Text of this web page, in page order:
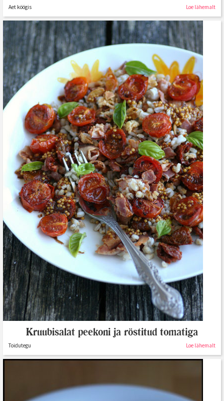
Aet köögis Loe lähemalt
Kruubisalat peekoni ja röstitud tomatiga
Toidutegu Loe lähemalt